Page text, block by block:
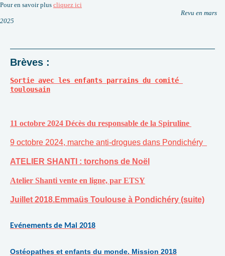
Pour en savoir plus cliquez ici
Revu en mars
2025
Brèves :
Sortie avec les enfants parrains du comité
toulousain
11 octobre 2024 Décès du responsable de la Spiruline
9 octobre 2024, marche anti-drogues dans Pondichéry
ATELIER SHANTI : torchons de Noël
Atelier Shanti vente en ligne, par ETSY
Juillet 2018.Emmaüs Toulouse à Pondichéry (suite)
Evénements de Mai 2018
Ostéopathes et enfants du monde. Mission 2018